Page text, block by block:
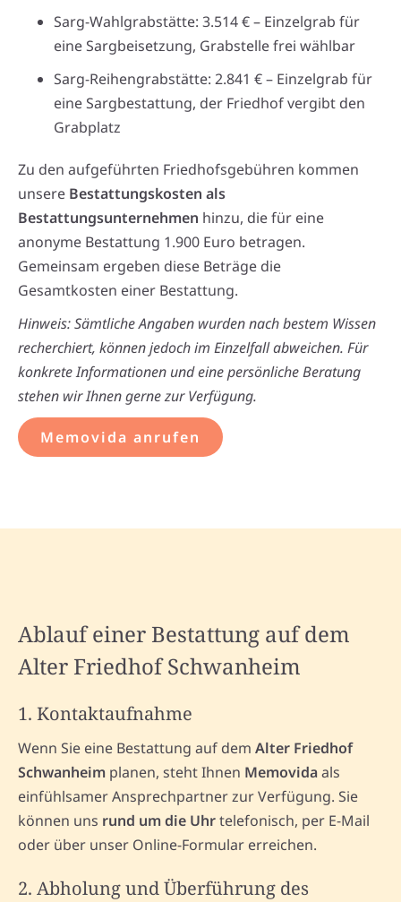
Sarg-Wahlgrabstätte: 3.514 € – Einzelgrab für
eine Sargbeisetzung, Grabstelle frei wählbar
Sarg-Reihengrabstätte: 2.841 € – Einzelgrab für
eine Sargbestattung, der Friedhof vergibt den
Grabplatz
Zu den aufgeführten Friedhofsgebühren kommen
unsere Bestattungskosten als
Bestattungsunternehmen hinzu, die für eine
anonyme Bestattung 1.900 Euro betragen.
Gemeinsam ergeben diese Beträge die
Gesamtkosten einer Bestattung.
Hinweis: Sämtliche Angaben wurden nach bestem Wissen
recherchiert, können jedoch im Einzelfall abweichen. Für
konkrete Informationen und eine persönliche Beratung
stehen wir Ihnen gerne zur Verfügung.
Memovida anrufen
Ablauf einer Bestattung auf dem
Alter Friedhof Schwanheim
1. Kontaktaufnahme
Wenn Sie eine Bestattung auf dem Alter Friedhof
Schwanheim planen, steht Ihnen Memovidaals
einfühlsamer Ansprechpartner zur Verfügung. Sie
können uns rund um die Uhrtelefonisch, per E-Mail
oder über unser Online-Formular erreichen.
2. Abholung und Überführung des